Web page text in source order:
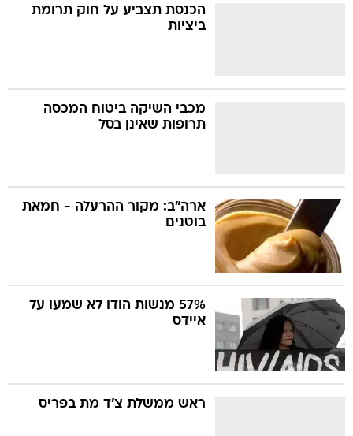
הכנסת תצביע על חוק תרומת
ביציות
מכבי השיקה ביטוח המכסה
תרופות שאינן בסל
ארה"ב: מקור ההרעלה - חמאת
בוטנים
57% מנשות הודו לא שמעו על
איידס
ראש ממשלת צ'ד מת בפריס